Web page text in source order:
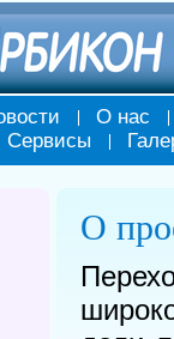
О нас
Сервисы
О